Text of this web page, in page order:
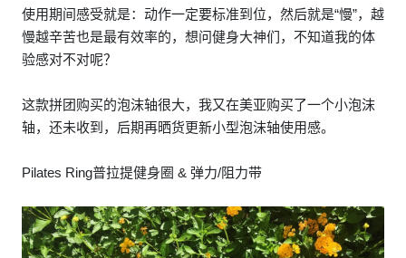
使用期间感受就是：动作一定要标准到位，然后就是“慢”，越
慢越辛苦也是最有效率的，想问健身大神们，不知道我的体
验感对不对呢？
这款拼团购买的泡沫轴很大，我又在美亚购买了一个小泡沫
轴，还未收到，后期再晒货更新小型泡沫轴使用感。
Pilates Ring普拉提健身圈 & 弹力/阻力带